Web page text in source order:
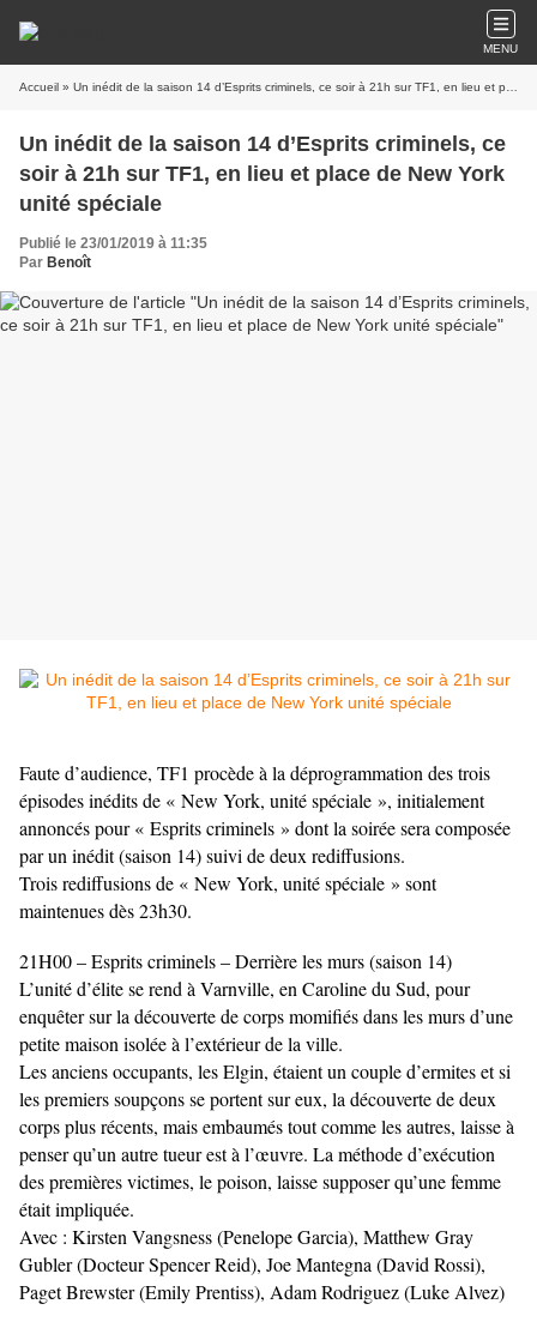
MENU
Accueil » Un inédit de la saison 14 d’Esprits criminels, ce soir à 21h sur TF1, en lieu et place de New York unité spéciale
Un inédit de la saison 14 d’Esprits criminels, ce
soir à 21h sur TF1, en lieu et place de New York
unité spéciale
Publié le 23/01/2019 à 11:35
Par Benoît
Faute d’audience, TF1 procède à la déprogrammation des trois
épisodes inédits de « New York, unité spéciale », initialement
annoncés pour « Esprits criminels » dont la soirée sera composée
par un inédit (saison 14) suivi de deux rediffusions.
Trois rediffusions de « New York, unité spéciale » sont
maintenues dès 23h30.
21H00 – Esprits criminels – Derrière les murs (saison 14)
L’unité d’élite se rend à Varnville, en Caroline du Sud, pour
enquêter sur la découverte de corps momifiés dans les murs d’une
petite maison isolée à l’extérieur de la ville.
Les anciens occupants, les Elgin, étaient un couple d’ermites et si
les premiers soupçons se portent sur eux, la découverte de deux
corps plus récents, mais embaumés tout comme les autres, laisse à
penser qu’un autre tueur est à l’œuvre. La méthode d’exécution
des premières victimes, le poison, laisse supposer qu’une femme
était impliquée.
Avec : Kirsten Vangsness (Penelope Garcia), Matthew Gray
Gubler (Docteur Spencer Reid), Joe Mantegna (David Rossi),
Paget Brewster (Emily Prentiss), Adam Rodriguez (Luke Alvez)